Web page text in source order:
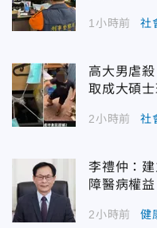
1小時前 社
高大男虐
取成大碩士
2小時前 社
李禮仲：
障醫病權益
2小時前 健